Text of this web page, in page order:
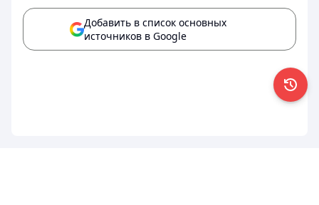
Добавить в список основных
источников в Google